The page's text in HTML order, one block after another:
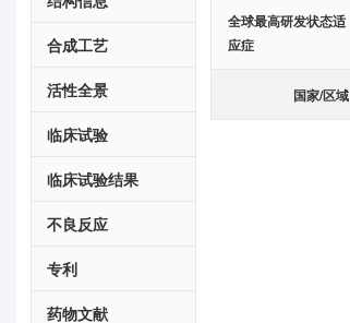
合成工艺
活性全景
临床试验
临床试验结果
不良反应
专利
药物文献
全球最高研发状态适
应症
国家/区域